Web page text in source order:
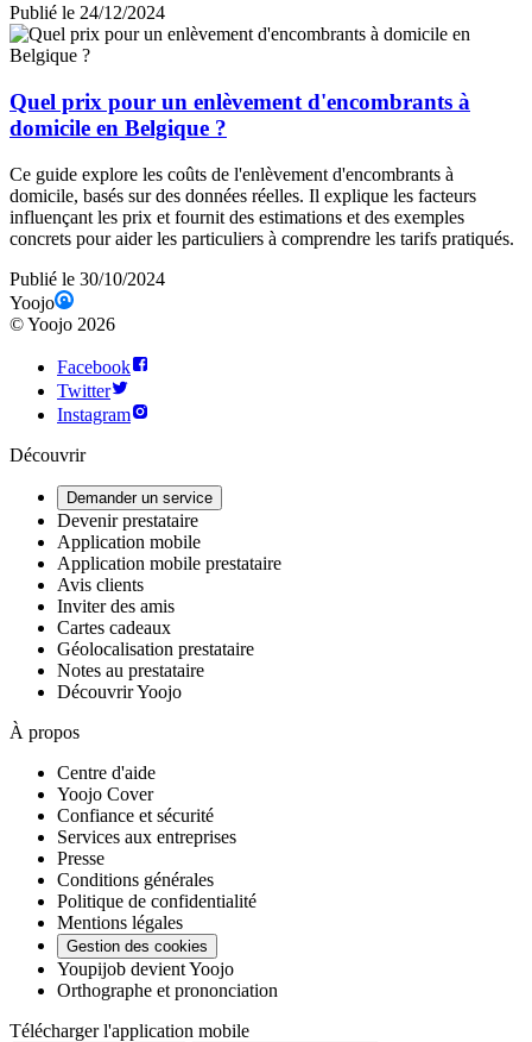
Publié le 24/12/2024
Quel prix pour un enlèvement d'encombrants à
domicile en Belgique ?
Ce guide explore les coûts de l'enlèvement d'encombrants à
domicile, basés sur des données réelles. Il explique les facteurs
influençant les prix et fournit des estimations et des exemples
concrets pour aider les particuliers à comprendre les tarifs pratiqués.
Publié le 30/10/2024
Yoojo
©Yoojo 2026
Facebook
Twitter
Instagram
Découvrir
Demander un service
Devenir prestataire
Application mobile
Application mobile prestataire
Avis clients
Inviter des amis
Cartes cadeaux
Géolocalisation prestataire
Notes au prestataire
Découvrir Yoojo
À propos
Centre d'aide
Yoojo Cover
Confiance et sécurité
Services aux entreprises
Presse
Conditions générales
Politique de confidentialité
Mentions légales
Gestion des cookies
Youpijob devient Yoojo
Orthographe et prononciation
Télécharger l'application mobile